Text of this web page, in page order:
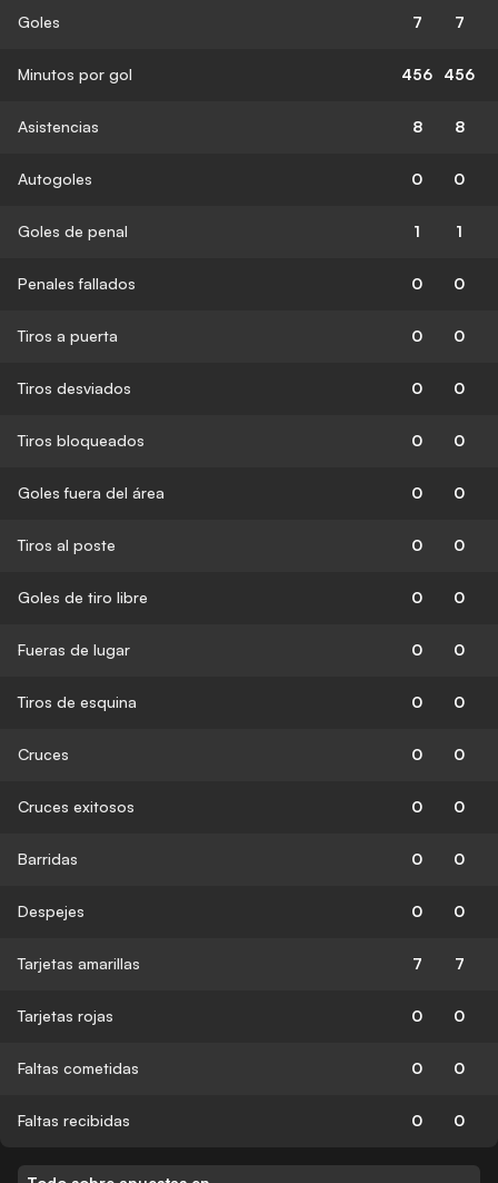
Goles 7 7
Minutos por gol 456 456
Asistencias 8 8
Autogoles 0 0
Goles de penal 1 1
Penales fallados 0 0
Tiros a puerta 0 0
Tiros desviados 0 0
Tiros bloqueados 0 0
Goles fuera del área 0 0
Tiros al poste 0 0
Goles de tiro libre 0 0
Fueras de lugar 0 0
Tiros de esquina 0 0
Cruces 0 0
Cruces exitosos 0 0
Barridas 0 0
Despejes 0 0
Tarjetas amarillas 7 7
Tarjetas rojas 0 0
Faltas cometidas 0 0
Faltas recibidas 0 0